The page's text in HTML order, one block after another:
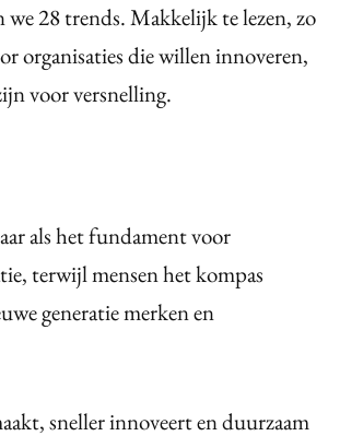
28 trends. Makkelijk te lezen, zo
organisaties die willen innoveren,
voor versnelling.
als het fundament voor
terwijl mensen het kompas
generatie merken en
sneller innoveert en duurzaam